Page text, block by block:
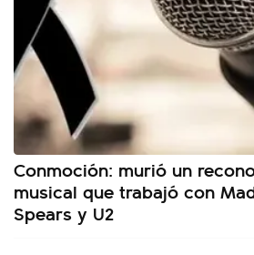
Conmoción: murió un
musical que trabajó con
Spears y U2